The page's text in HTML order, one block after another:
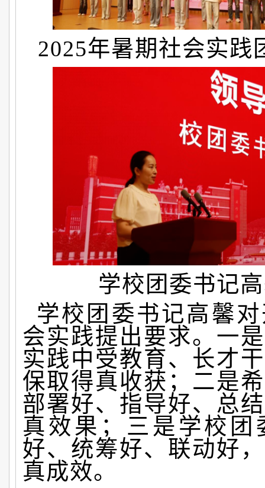
2025年暑期社会实践
学校团委书记
学校团委书记高馨
会实践提出要求。一
实践中受教育、长才
保取得真收获；二是
部署好、指导好、总
真效果；三是学校团
好、统筹好、联动好
真成效。